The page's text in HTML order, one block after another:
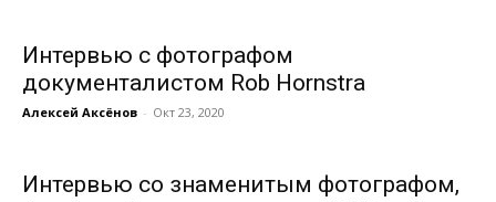
Интервью с фотографом
документалистом Rob Hornstra
Алексей Аксёнов - Окт 23, 2020
Интервью со знаменитым фотографом,